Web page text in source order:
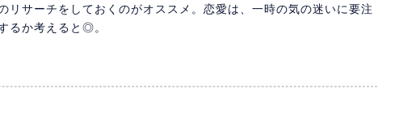
リサーチをしておくのがオススメ。恋愛は、一時の気の迷いに要注
るか考えると◎。